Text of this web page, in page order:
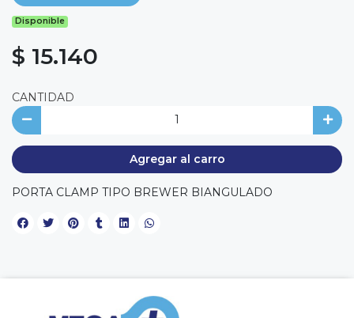
Disponible
$ 15.140
CANTIDAD
Agregar al carro
PORTA CLAMP TIPO BREWER BIANGULADO